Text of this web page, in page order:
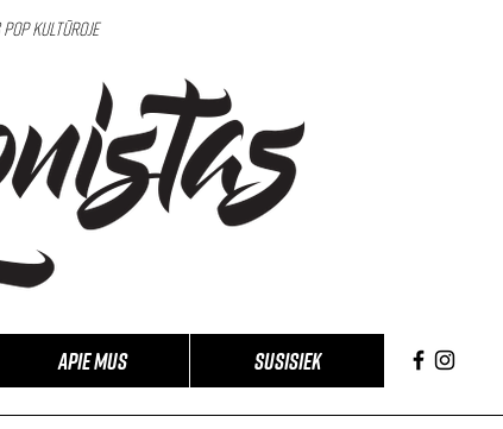
pop kultūroje
APIE MUS SUSISIEK